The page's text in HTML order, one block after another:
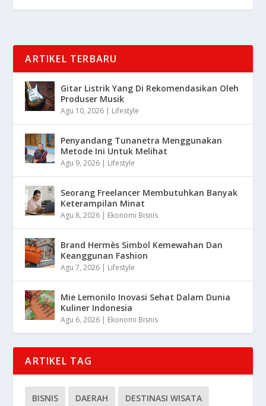
ARTIKEL TERBARU
Gitar Listrik Yang Di Rekomendasikan Oleh
Produser Musik
Agu 10, 2026 | Lifestyle
Penyandang Tunanetra Menggunakan
Metode Ini Untuk Melihat
Agu 9, 2026 | Lifestyle
Seorang Freelancer Membutuhkan Banyak
Keterampilan Minat
Agu 8, 2026 | Ekonomi Bisnis
Brand Hermès Simbol Kemewahan Dan
Keanggunan Fashion
Agu 7, 2026 | Lifestyle
Mie Lemonilo Inovasi Sehat Dalam Dunia
Kuliner Indonesia
Agu 6, 2026 | Ekonomi Bisnis
ARTIKEL TAG
BISNIS DAERAH DESTINASI WISATA